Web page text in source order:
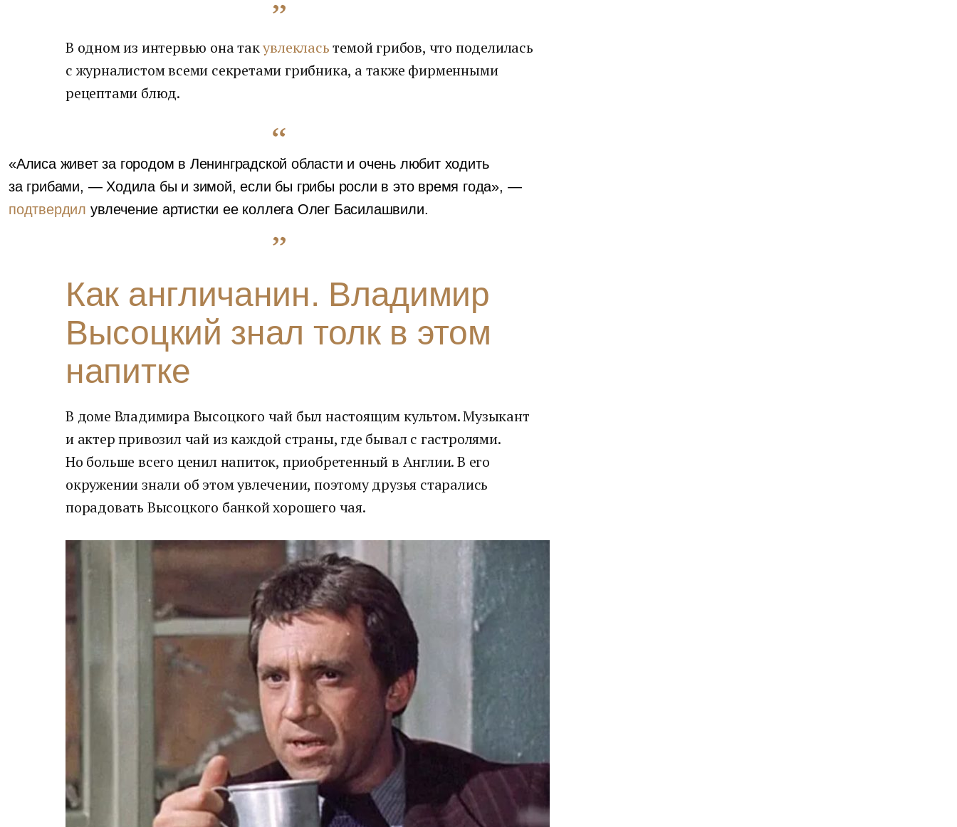
В одном из интервью она такувлекласьтемой грибов, что поделилась
с журналистом всеми секретами грибника, а также фирменными
рецептами блюд.
«Алиса живет за городом в Ленинградской области и очень любит ходить
за грибами, — Ходила бы и зимой, если бы грибы росли в это время года», —
подтвердил увлечение артистки ее коллега Олег Басилашвили.
Как англичанин. Владимир
Высоцкий знал толк в этом
напитке
В доме Владимира Высоцкого чай был настоящим культом. Музыкант
и актер привозил чай из каждой страны, где бывал с гастролями.
Но больше всего ценил напиток, приобретенный в Англии. В его
окружении знали об этом увлечении, поэтому друзья старались
порадовать Высоцкого банкой хорошего чая.